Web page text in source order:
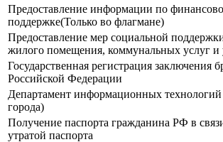
Предоставление информации по
поддержке(Только во флагмане)
Предоставление мер социальной
жилого помещения, коммунальных услуг и
Государственная регистрация заключения
Российской Федерации
Департамент информационных
города)
Получение паспорта гражданина РФ в
утратой паспорта